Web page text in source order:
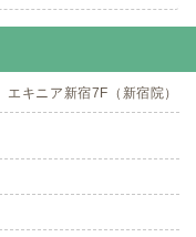
キニア新宿7F（新宿院）